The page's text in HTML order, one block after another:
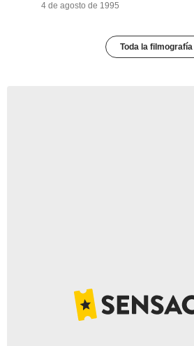
4 de agosto de 1995
Toda la filmografía